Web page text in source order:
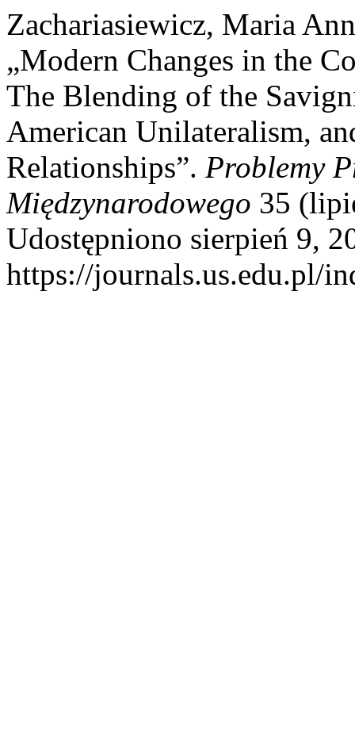
Zachariasiewicz, Maria
„Modern Changes in the
The Blending of the
American Unilateralism,
Relationships”. Problemy
Międzynarodowego 35
Udostępniono sierpień 9,
https://journals.us.edu.pl/